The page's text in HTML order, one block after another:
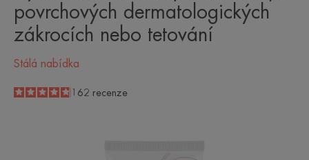
povrchových dermatologických
zákrocích nebo tetování
Stálá nabídka
4.8
/5162 recenze